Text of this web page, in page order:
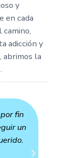
y
en cada
adicción y
abrimos la
fin
un